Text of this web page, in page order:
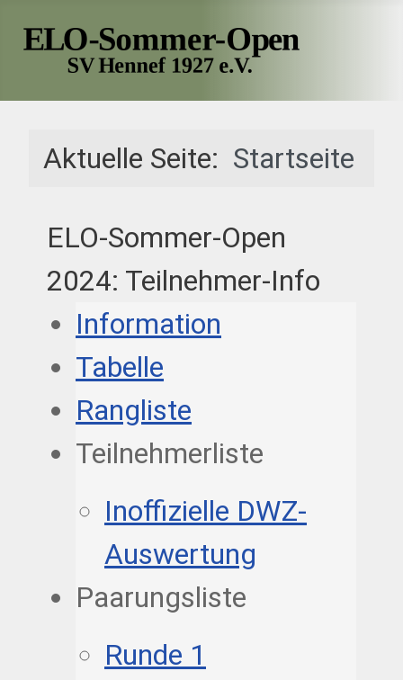
Aktuelle Seite: Startseite
ELO-Sommer-Open
2024: Teilnehmer-Info
Information
Tabelle
Rangliste
Teilnehmerliste
Inoffizielle DWZ-
Auswertung
Paarungsliste
Runde 1